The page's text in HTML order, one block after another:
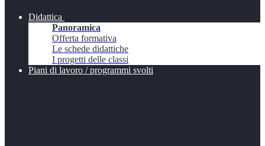
Didattica
Panoramica
Offerta formativa
Le schede didattiche
I progetti delle classi
Piani di lavoro / programmi svolti